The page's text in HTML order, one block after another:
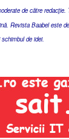
de către redacţie.
Revista Baabel este
de idei.